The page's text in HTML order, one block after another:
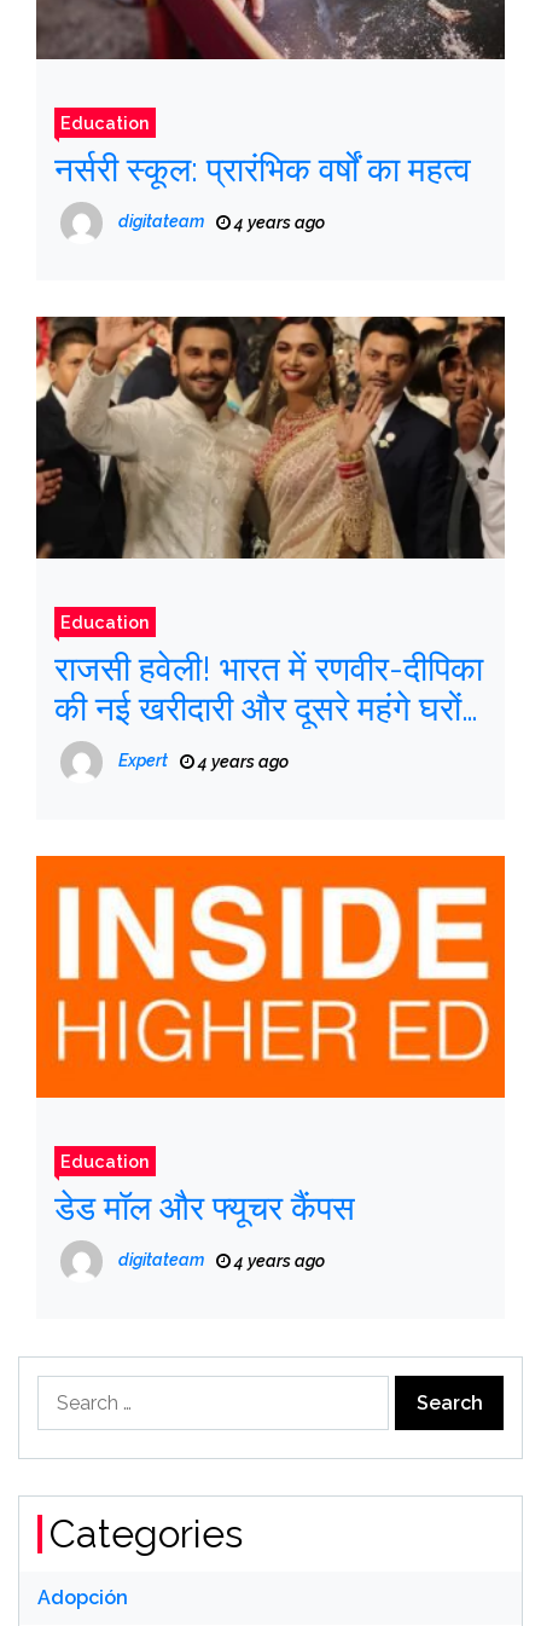
Education
नर्सरी स्कूल: प्रारंभिक वर्षों का महत्व
digitateam 4 years ago
Education
राजसी हवेली! भारत में रणवीर-दीपिका
की नई खरीदारी और दूसरे महंगे घरों
पर एक नजर
Expert 4 years ago
Education
डेड मॉल और फ्यूचर कैंपस
digitateam 4 years ago
for:
Categories
Adopción